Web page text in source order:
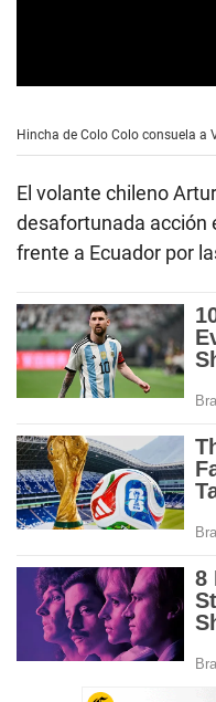
e
n
d
s
o
f
i
n
u
t
e
s
1
s
e
c
o
n
s
Hincha de Colo Colo consuela a
El volante chileno
desafortunada acción
frente a Ecuador por